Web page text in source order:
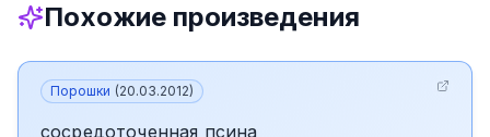
Похожие произведения
Порошки (20.03.2012)
сосредоточенная псина